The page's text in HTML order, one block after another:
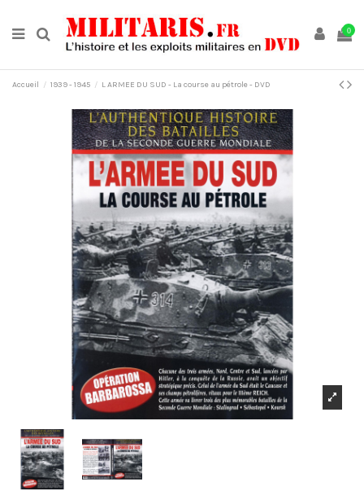
0
Accueil 1939 - 1945 L ARMEE DU SUD - La course au pétrole - DVD